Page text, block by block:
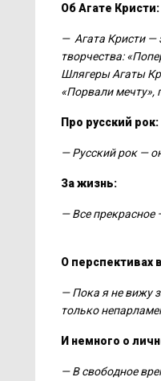
Об Агате Кристи:
— Агата Кристи —
творчества:
Шлягеры Агаты
«Порвали мечту»,
Про русский рок:
— Русский рок —
За жизнь:
— Все прекрасное
О перспективах
— Пока я не вижу
только
И немного о
— В свободное